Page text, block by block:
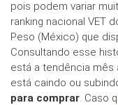
pois podem variar
ranking nacional VET
Peso (México) que
Consultando esse
está a tendência mês
está caindo ou
para comprar. Caso